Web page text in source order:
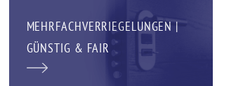
MEHRFACHVERRIEGELUNGEN |
GÜNSTIG & FAIR